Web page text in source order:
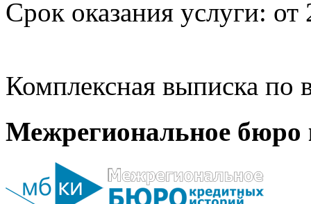
Срок оказания услуги: от
Комплексная выписка
Межрегиональное бюро